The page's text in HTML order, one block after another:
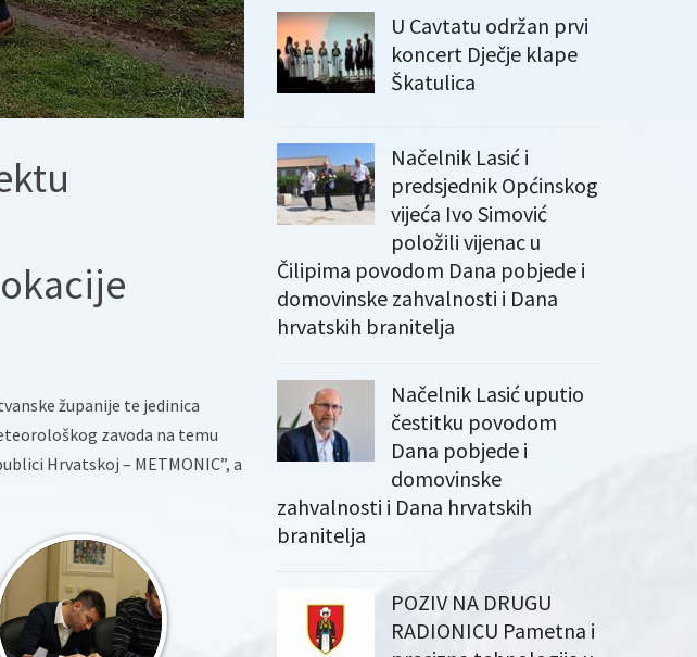
županije te jedinica
zavoda na temu
Hrvatskoj – METMONIC”, a
U Cavtatu održan prvi
koncert Dječje klape
Škatulica
Načelnik Lasić i
predsjednik Općinskog
vijeća Ivo Simović
položili vijenac u
Čilipima povodom Dana pobjede i
domovinske zahvalnosti i Dana
hrvatskih branitelja
Načelnik Lasić uputio
čestitku povodom
Dana pobjede i
domovinske
zahvalnosti i Dana hrvatskih
branitelja
POZIV NA DRUGU
RADIONICU Pametna i